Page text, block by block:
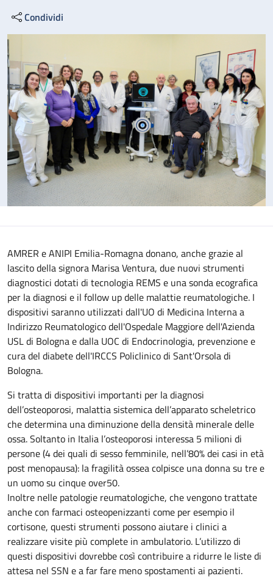
Condividi
AMRER e ANIPI Emilia-Romagna donano, anche grazie al
lascito della signora Marisa Ventura, due nuovi strumenti
diagnostici dotati di tecnologia REMS e una sonda ecografica
per la diagnosi e il follow up delle malattie reumatologiche. I
dispositivi saranno utilizzati dall'UO di Medicina Interna a
Indirizzo Reumatologico dell'Ospedale Maggiore dell'Azienda
USL di Bologna e dalla UOC di Endocrinologia, prevenzione e
cura del diabete dell'IRCCS Policlinico di Sant'Orsola di
Bologna.
Si tratta di dispositivi importanti per la diagnosi
dell’osteoporosi, malattia sistemica dell’apparato scheletrico
che determina una diminuzione della densità minerale delle
ossa. Soltanto in Italia l’osteoporosi interessa 5 milioni di
persone (4 dei quali di sesso femminile, nell’80% dei casi in età
post menopausa): la fragilità ossea colpisce una donna su tre e
un uomo su cinque over50.
Inoltre nelle patologie reumatologiche, che vengono trattate
anche con farmaci osteopenizzanti come per esempio il
cortisone, questi strumenti possono aiutare i clinici a
realizzare visite più complete in ambulatorio. L’utilizzo di
questi dispositivi dovrebbe così contribuire a ridurre le liste di
attesa nel SSN e a far fare meno spostamenti ai pazienti.